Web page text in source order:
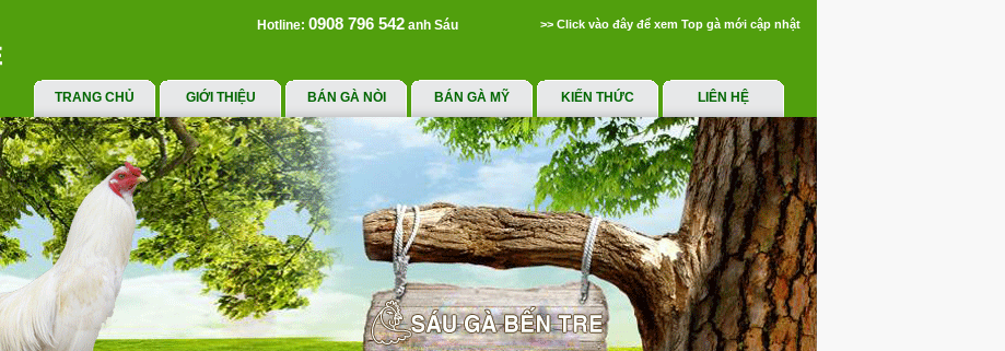
Hotline: 0908 796 542 anh Sáu >> Click vào đây để xem Top gà mới cập nhật
TRANG CHỦ GIỚI THIỆU BÁN GÀ NÒI BÁN GÀ MỸ KIẾN THỨC LIÊN HỆ